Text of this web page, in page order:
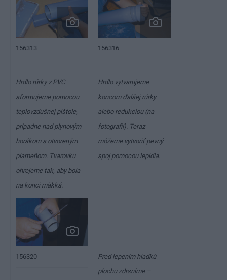
156313 156316
Hrdlo rúrky z PVC
sformujeme pomocou
teplovzdušnej pištole,
prípadne nad plynovým
horákom s otvoreným
plameňom. Tvarovku
ohrejeme tak, aby bola
na konci mäkká.
Hrdlo vytvarujeme
koncom ďalšej rúrky
alebo redukciou (na
fotografii). Teraz
môžeme vytvoriť pevný
spoj pomocou lepidla.
156320
Pred lepením hladkú
plochu zdrsníme –